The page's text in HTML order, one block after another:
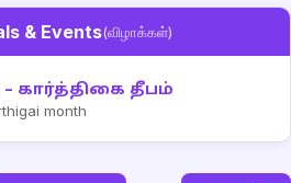
& Events(விழாக்கள்)
– கார்த்திகை தீபம்
month